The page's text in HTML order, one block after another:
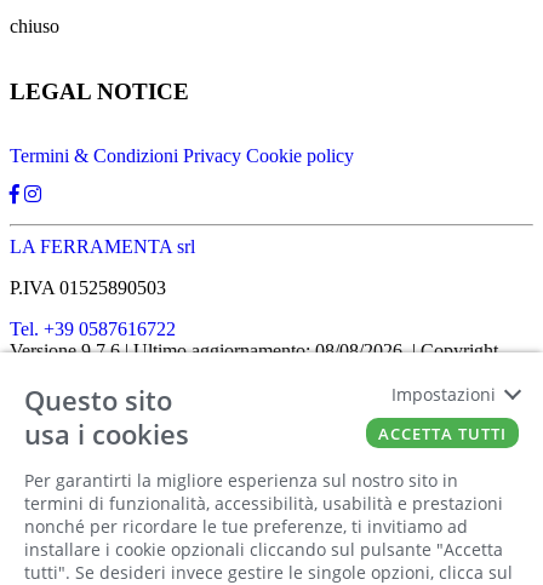
chiuso
LEGAL NOTICE
Termini & Condizioni Privacy Cookie policy
LA FERRAMENTA srl
P.IVA 01525890503
Tel. +39 0587616722
Versione 9.7.6 | Ultimo aggiornamento: 08/08/2026 | Copyright
Home| Chi siamo| Approfondimenti
FATTO CON IL
DA EUROBUSINESS
Ciao! Stai usando un browser non più
supportato! Per fruire al meglio di questo
sito ti consigliamo di utilizzare un altro
browser!
Questo sito
usa i cookies
Per garantirti la migliore esperienza sul nostro sito in
termini di funzionalità, accessibilità, usabilità e prestazioni
nonché per ricordare le tue preferenze, ti invitiamo ad
installare i cookie opzionali cliccando sul pulsante "Accetta
tutti". Se desideri invece gestire le singole opzioni, clicca sul
Impostazioni
ACCETTA TUTTI